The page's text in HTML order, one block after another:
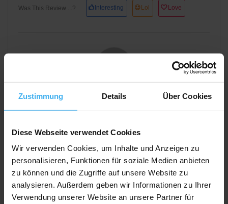
Zustimmung Details Über Cookies
Diese Webseite verwendet Cookies
Wir verwenden Cookies, um Inhalte und Anzeigen zu
personalisieren, Funktionen für soziale Medien anbieten
zu können und die Zugriffe auf unsere Website zu
analysieren. Außerdem geben wir Informationen zu Ihrer
Verwendung unserer Website an unsere Partner für
Was This Review ...? Interesting Lol Love
Ovipagufa88783
Oktober 14, 2025 12:43 a.m.
Was This Review ...? Interesting Lol Love